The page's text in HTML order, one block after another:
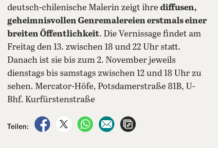
deutsch-chilenische Malerin zeigt ihre diffusen,
geheimnisvollen Genremalereien erstmals einer
breiten Öffentlichkeit. Die Vernissage findet am
Freitag den 13. zwischen 18 und 22 Uhr statt.
Danach ist sie bis zum 2. November jeweils
dienstags bis samstags zwischen 12 und 18 Uhr zu
sehen. Mercator-Höfe, Potsdamerstraße 81B, U-
Bhf. Kurfürstenstraße
Teilen:
auf Facebook teilen
auf X teilenper WhatsApp teilen
per E-Mail teilen